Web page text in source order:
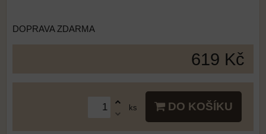
DOPRAVA ZDARMA
619 Kč
ks DO KOŠÍKU